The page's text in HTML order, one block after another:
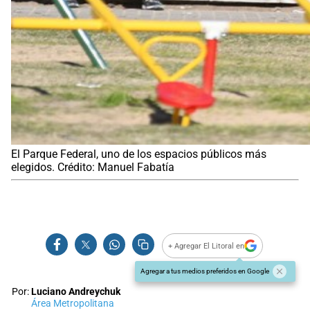
El Parque Federal, uno de los espacios públicos más
elegidos. Crédito: Manuel Fabatía
+ Agregar El Litoral en
Agregar a tus medios preferidos en Google
Por:Luciano Andreychuk
Área Metropolitana